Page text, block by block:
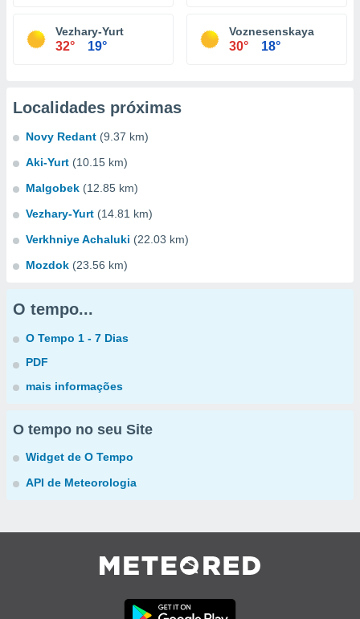
Vezhary-Yurt
32° 19°
Voznesenskaya
30° 18°
Localidades próximas
Novy Redant (9.37 km)
Aki-Yurt (10.15 km)
Malgobek (12.85 km)
Vezhary-Yurt (14.81 km)
Verkhniye Achaluki (22.03 km)
Mozdok (23.56 km)
O tempo...
O Tempo 1 - 7 Dias
PDF
mais informações
O tempo no seu Site
Widget de O Tempo
API de Meteorologia